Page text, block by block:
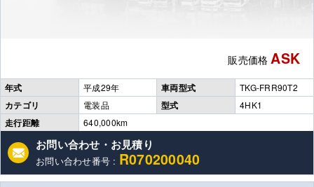
販売価格 ASK
年式 平成29年 車両型式 TKG-FRR90T2
カテゴリ 電装品 型式 4HK1
走行距離 640,000km
お問い合わせ・お見積り
お問い合わせ番号 : R070200040